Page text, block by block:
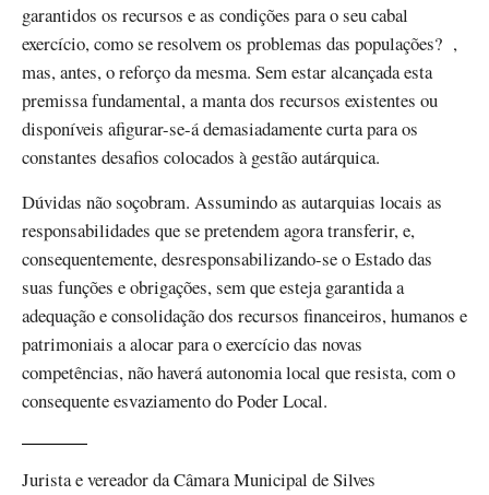
garantidos os recursos e as condições para o seu cabal
exercício, como se resolvem os problemas das populações? ,
mas, antes, o reforço da mesma. Sem estar alcançada esta
premissa fundamental, a manta dos recursos existentes ou
disponíveis afigurar-se-á demasiadamente curta para os
constantes desafios colocados à gestão autárquica.
Dúvidas não soçobram. Assumindo as autarquias locais as
responsabilidades que se pretendem agora transferir, e,
consequentemente, desresponsabilizando-se o Estado das
suas funções e obrigações, sem que esteja garantida a
adequação e consolidação dos recursos financeiros, humanos e
patrimoniais a alocar para o exercício das novas
competências, não haverá autonomia local que resista, com o
consequente esvaziamento do Poder Local.
Jurista e vereador da Câmara Municipal de Silves